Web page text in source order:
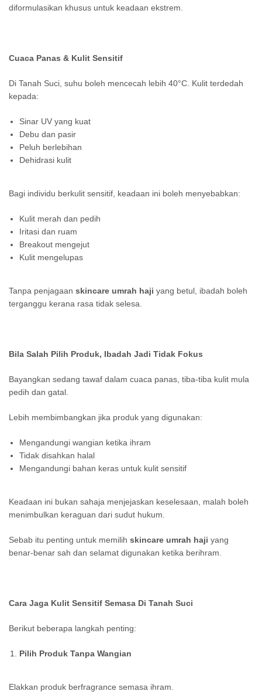
diformulasikan khusus untuk keadaan ekstrem.
Cuaca Panas & Kulit Sensitif
Di Tanah Suci, suhu boleh mencecah lebih 40°C. Kulit terdedah
kepada:
Sinar UV yang kuat
Debu dan pasir
Peluh berlebihan
Dehidrasi kulit
Bagi individu berkulit sensitif, keadaan ini boleh menyebabkan:
Kulit merah dan pedih
Iritasi dan ruam
Breakout mengejut
Kulit mengelupas
Tanpa penjagaan skincare umrah haji yang betul, ibadah boleh
terganggu kerana rasa tidak selesa.
Bila Salah Pilih Produk, Ibadah Jadi Tidak Fokus
Bayangkan sedang tawaf dalam cuaca panas, tiba-tiba kulit mula
pedih dan gatal.
Lebih membimbangkan jika produk yang digunakan:
Mengandungi wangian ketika ihram
Tidak disahkan halal
Mengandungi bahan keras untuk kulit sensitif
Keadaan ini bukan sahaja menjejaskan keselesaan, malah boleh
menimbulkan keraguan dari sudut hukum.
Sebab itu penting untuk memilih skincare umrah haji yang
benar-benar sah dan selamat digunakan ketika berihram.
Cara Jaga Kulit Sensitif Semasa Di Tanah Suci
Berikut beberapa langkah penting:
Pilih Produk Tanpa Wangian
Elakkan produk berfragrance semasa ihram.